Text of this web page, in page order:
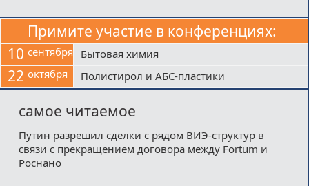
Примите участие в конференциях:
10 сентября Бытовая химия
22 октября Полистирол и АБС-пластики
самое читаемое
Путин разрешил сделки с рядом ВИЭ-структур в
связи с прекращением договора между Fortum и
Роснано